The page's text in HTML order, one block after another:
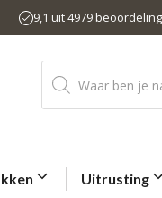
9,1 uit 4979
Producten
zoeken
Uitrusting